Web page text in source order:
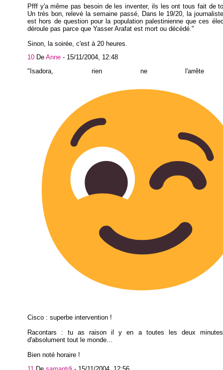
Pfff y'a même pas besoin de les inventer, ils les ont tous fait de
Un très bon, relevé la semaine passé, Dans le 19/20, la
est hors de question pour la population palestinienne que ces
déroule pas parce que Yasser Arafat est mort ou décédé."
Sinon, la soirée, c'est à 20 heures.
10 De Anne - 15/11/2004, 12:48
"Isadora, rien ne l'arrête
Cisco : superbe intervention !
Racontars : tu as raison il y en a toutes les deux
d'absolument tout le monde...
Bien noté horaire !